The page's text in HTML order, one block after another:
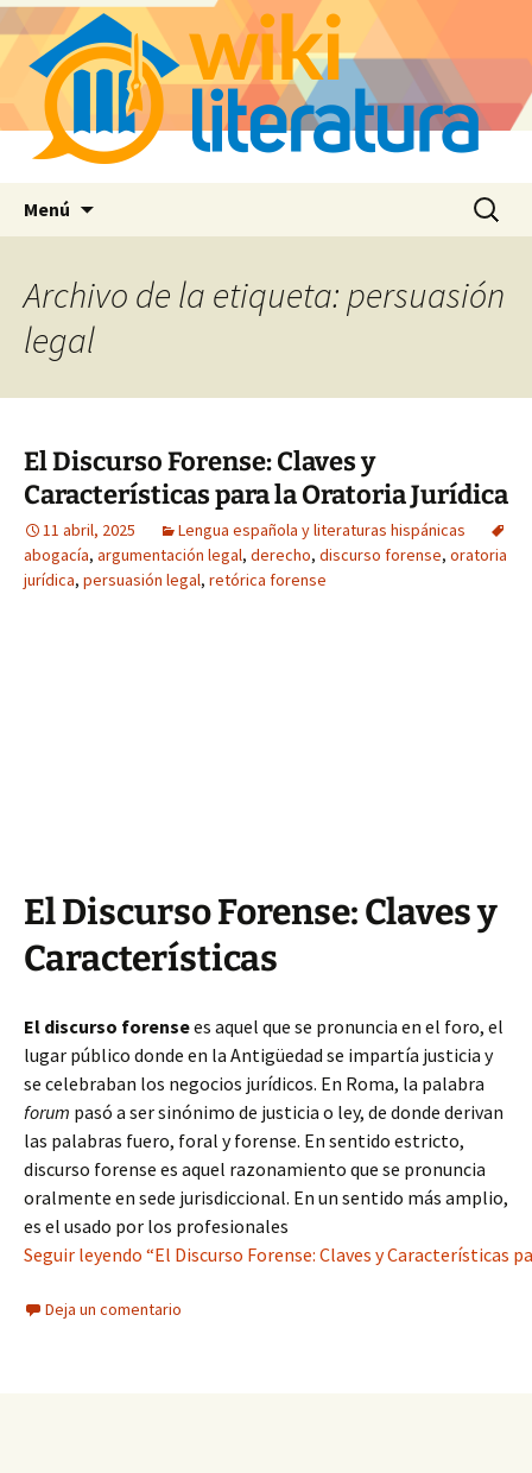
Menú Buscar:
Archivo de la etiqueta: persuasión
legal
El Discurso Forense: Claves y
Características para la Oratoria Jurídica
11 abril, 2025
Lengua española y literaturas hispánicas
abogacía, argumentación legal, derecho, discurso forense, oratoria
jurídica, persuasión legal, retórica forense
El Discurso Forense: Claves y
Características
El discurso forensees aquel que se pronuncia en el foro, el
lugar público donde en la Antigüedad se impartía justicia y
se celebraban los negocios jurídicos. En Roma, la palabra
forum pasó a ser sinónimo de justicia o ley, de donde derivan
las palabras fuero, foral y forense. En sentido estricto,
discurso forense es aquel razonamiento que se pronuncia
oralmente en sede jurisdiccional. En un sentido más amplio,
es el usado por los profesionales
Seguir leyendo “El Discurso Forense: Claves y Características
Deja un comentario